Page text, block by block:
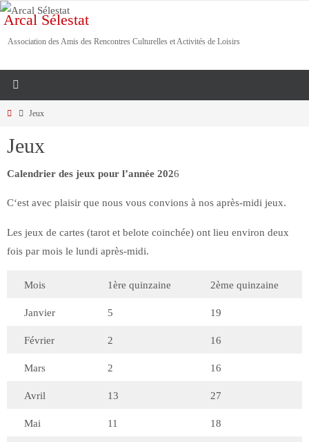
Passer
vers
Arcal Sélestat
Association des Amis des Rencontres Culturelles et Activités de Loisirs
HomeJeux
Jeux
Calendrier des jeux pour l’année 2026
C‘est avec plaisir que nous vous convions à nos après-midi jeux.
Les jeux de cartes (tarot et belote coinchée) ont lieu environ deux
fois par mois le lundi après-midi.
Mois 1ère quinzaine 2ème quinzaine
Janvier 5 19
Février 2 16
Mars 2 16
Avril 13 27
Mai 11 18